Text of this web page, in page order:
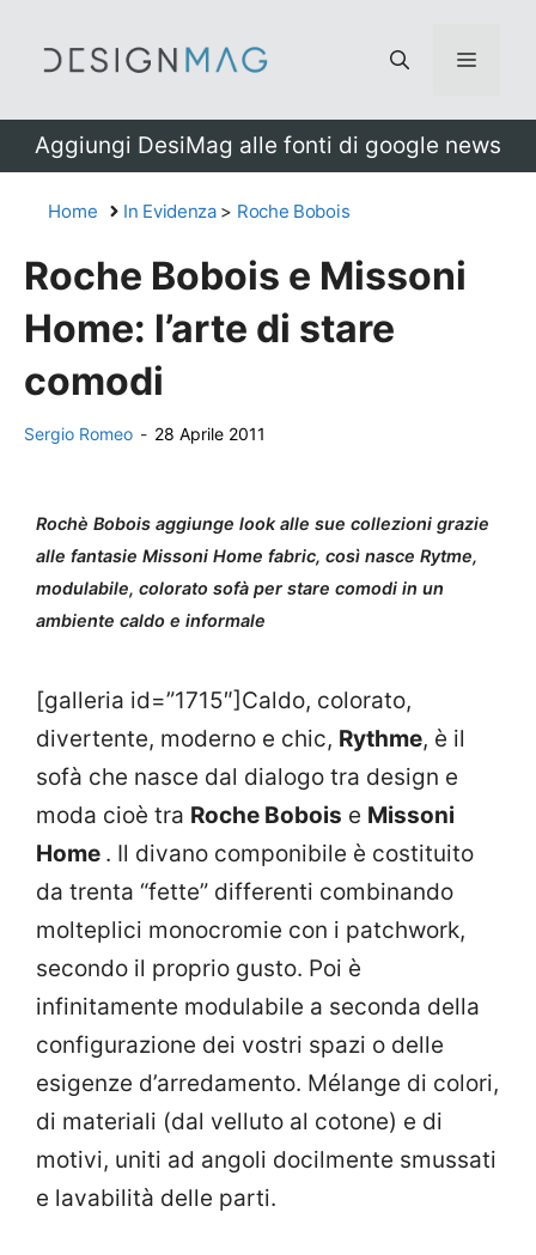
Menu
Aggiungi DesiMag alle fonti di google news
Home In Evidenza> Roche Bobois
Roche Bobois e Missoni
Home: l’arte di stare
comodi
Sergio Romeo - 28 Aprile 2011
Rochè Bobois aggiunge look alle sue collezioni grazie
alle fantasie Missoni Home fabric, così nasce Rytme,
modulabile, colorato sofà per stare comodi in un
ambiente caldo e informale
[galleria id=”1715″]Caldo, colorato,
divertente, moderno e chic, Rythme, è il
sofà che nasce dal dialogo tra design e
moda cioè tra Roche Bobois e Missoni
Home . Il divano componibile è costituito
da trenta “fette” differenti combinando
molteplici monocromie con i patchwork,
secondo il proprio gusto. Poi è
infinitamente modulabile a seconda della
configurazione dei vostri spazi o delle
esigenze d’arredamento. Mélange di colori,
di materiali (dal velluto al cotone) e di
motivi, uniti ad angoli docilmente smussati
e lavabilità delle parti.